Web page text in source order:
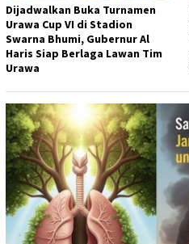
Dijadwalkan Buka Turnamen
Urawa Cup VI di Stadion
Swarna Bhumi, Gubernur Al
Haris Siap Berlaga Lawan Tim
Urawa